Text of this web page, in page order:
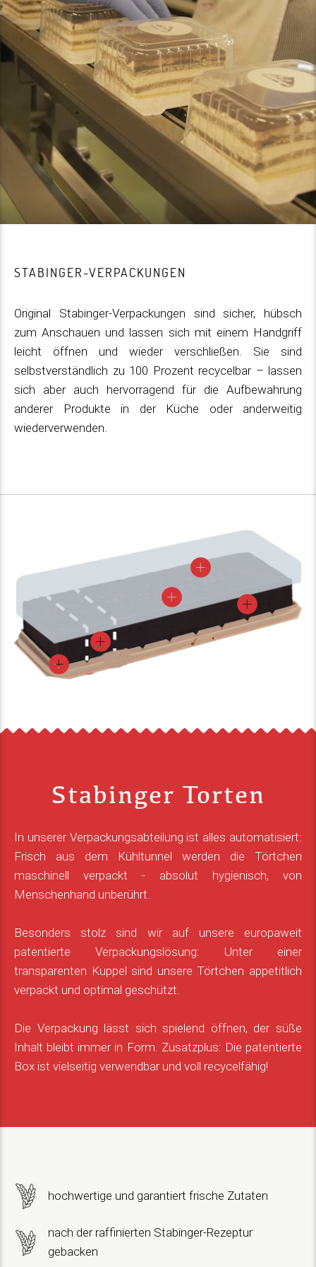
STABINGER-VERPACKUNGEN
Original Stabinger-Verpackungen sind sicher, hübsch
zum Anschauen und lassen sich mit einem Handgriff
leicht öffnen und wieder verschließen. Sie sind
selbstverständlich zu 100 Prozent recycelbar – lassen
sich aber auch hervorragend für die Aufbewahrung
anderer Produkte in der Küche oder anderweitig
wiederverwenden.
Stabinger Torten
In unserer Verpackungsabteilung ist alles automatisiert:
Frisch aus dem Kühltunnel werden die Törtchen
maschinell verpackt - absolut hygienisch, von
Menschenhand unberührt.
Besonders stolz sind wir auf unsere europaweit
patentierte Verpackungslösung: Unter einer
transparenten Kuppel sind unsere Törtchen appetitlich
verpackt und optimal geschützt.
Die Verpackung lässt sich spielend öffnen, der süße
Inhalt bleibt immer in Form. Zusatzplus: Die patentierte
Box ist vielseitig verwendbar und voll recycelfähig!
hochwertige und garantiert frische Zutaten
nach der raffinierten Stabinger-Rezeptur
gebacken